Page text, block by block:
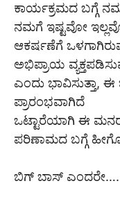
ಕಾರ್ಯಕ್ರಮದ ಬಗ್ಗೆ
ನಮಗೆ ಇಷ್ಟವೋ
ಆಕರ್ಷಣೆಗೆ
ಅಭಿಪ್ರಾಯ
ಎಂದು
ಪ್ರಾರಂಭವಾಗಿದೆ
ಒಟ್ಟಾರೆಯಾಗಿ ಈ
ಪರಿಣಾಮದ ಬಗ್ಗೆ
ಬಿಗ್ ಬಾಸ್